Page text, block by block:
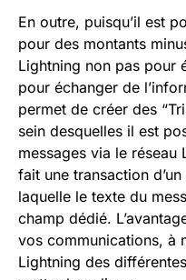
En outre, puisqu’il est
pour des montants
Lightning non pas pour
pour échanger de
permet de créer des
sein desquelles il est
messages via le réseau
fait une transaction
laquelle le texte du
champ dédié.
vos communications, à
Lightning des